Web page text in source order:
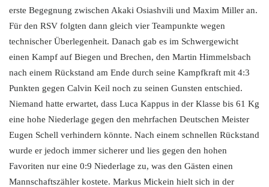
erste Begegnung zwischen Akaki Osiashvili und Maxim Miller an.
Für den RSV folgten dann gleich vier Teampunkte wegen
technischer Überlegenheit. Danach gab es im Schwergewicht
einen Kampf auf Biegen und Brechen, den Martin Himmelsbach
nach einem Rückstand am Ende durch seine Kampfkraft mit 4:3
Punkten gegen Calvin Keil noch zu seinen Gunsten entschied.
Niemand hatte erwartet, dass Luca Kappus in der Klasse bis 61 Kg
eine hohe Niederlage gegen den mehrfachen Deutschen Meister
Eugen Schell verhindern könnte. Nach einem schnellen Rückstand
wurde er jedoch immer sicherer und lies gegen den hohen
Favoriten nur eine 0:9 Niederlage zu, was den Gästen einen
Mannschaftszähler kostete. Markus Mickein hielt sich in der